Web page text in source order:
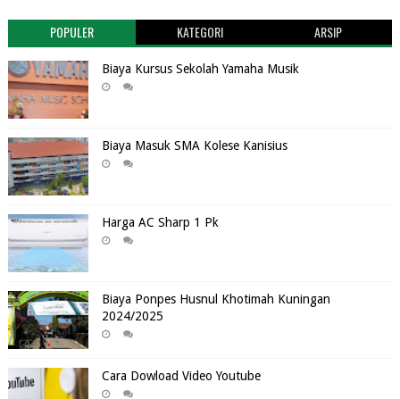
POPULER KATEGORI ARSIP
Biaya Kursus Sekolah Yamaha Musik
Biaya Masuk SMA Kolese Kanisius
Harga AC Sharp 1 Pk
Biaya Ponpes Husnul Khotimah Kuningan
2024/2025
Cara Dowload Video Youtube